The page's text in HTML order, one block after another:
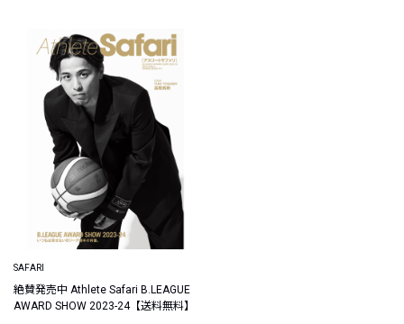
SAFARI
絶賛発売中 Athlete Safari B.LEAGUE
AWARD SHOW 2023-24【送料無料】